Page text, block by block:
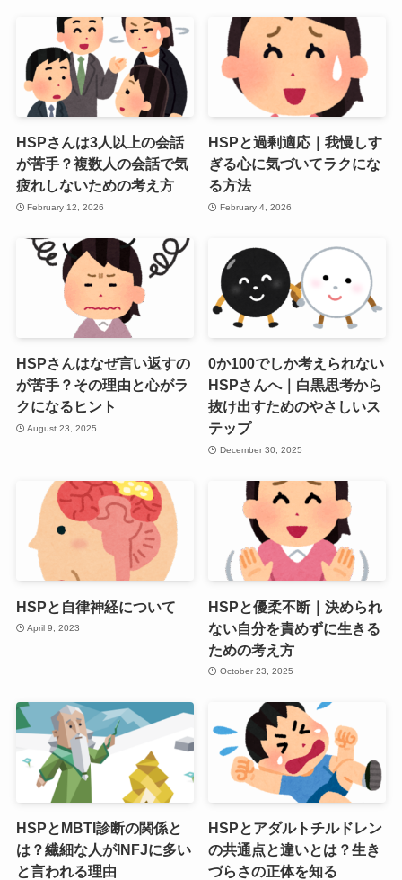
HSPさんは3人以上の会話
が苦手？複数人の会話で気
疲れしないための考え方
February 12, 2026
HSPと過剰適応｜我慢しす
ぎる心に気づいてラクにな
る方法
February 4, 2026
HSPさんはなぜ言い返すの
が苦手？その理由と心がラ
クになるヒント
August 23, 2025
0か100でしか考えられない
HSPさんへ｜白黒思考から
抜け出すためのやさしいス
テップ
December 30, 2025
HSPと自律神経について
April 9, 2023
HSPと優柔不断｜決められ
ない自分を責めずに生きる
ための考え方
October 23, 2025
HSPとMBTI診断の関係と
は？繊細な人がINFJに多い
と言われる理由
HSPとアダルトチルドレン
の共通点と違いとは？生き
づらさの正体を知る